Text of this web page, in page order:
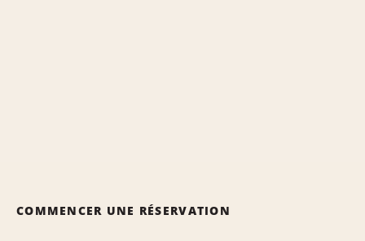
COMMENCER UNE RÉSERVATION